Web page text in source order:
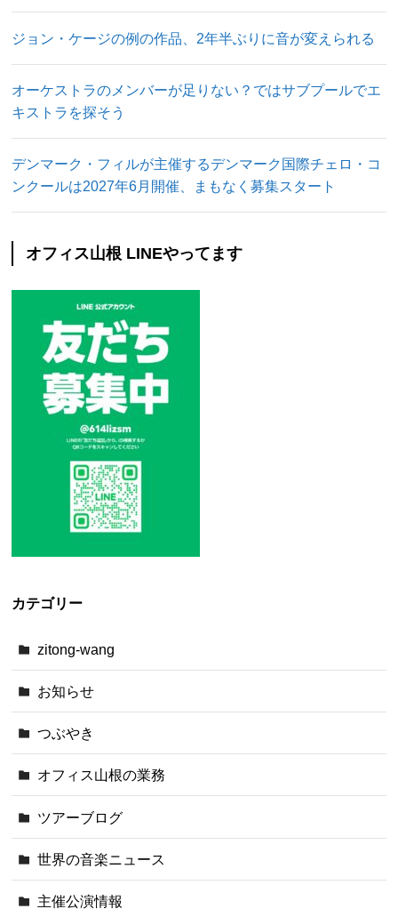
ジョン・ケージの例の作品、2年半ぶりに音が変えられる
オーケストラのメンバーが足りない？ではサブプールでエ
キストラを探そう
デンマーク・フィルが主催するデンマーク国際チェロ・コ
ンクールは2027年6月開催、まもなく募集スタート
オフィス山根 LINEやってます
カテゴリー
zitong-wang
お知らせ
つぶやき
オフィス山根の業務
ツアーブログ
世界の音楽ニュース
主催公演情報